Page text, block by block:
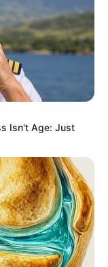
วัน
ยน
ตเทวะ
Biggest
Isn't Age: Just